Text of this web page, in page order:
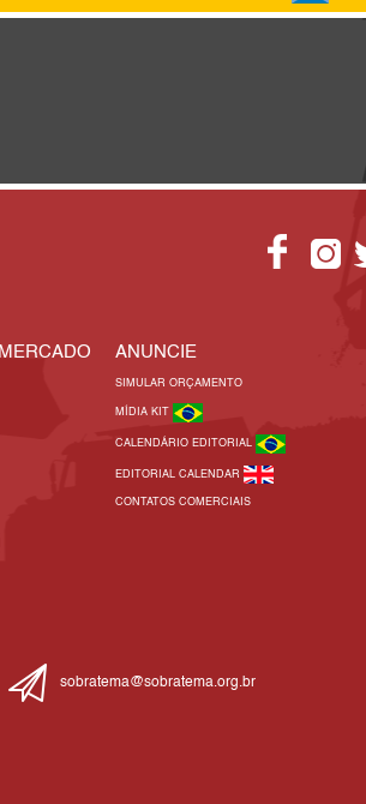
ANUNCIE
SIMULAR ORÇAMENTO
MÍDIA KIT
CALENDÁRIO EDITORIAL
EDITORIAL CALENDAR
CONTATOS COMERCIAIS
sobratema@sobratema.org.br